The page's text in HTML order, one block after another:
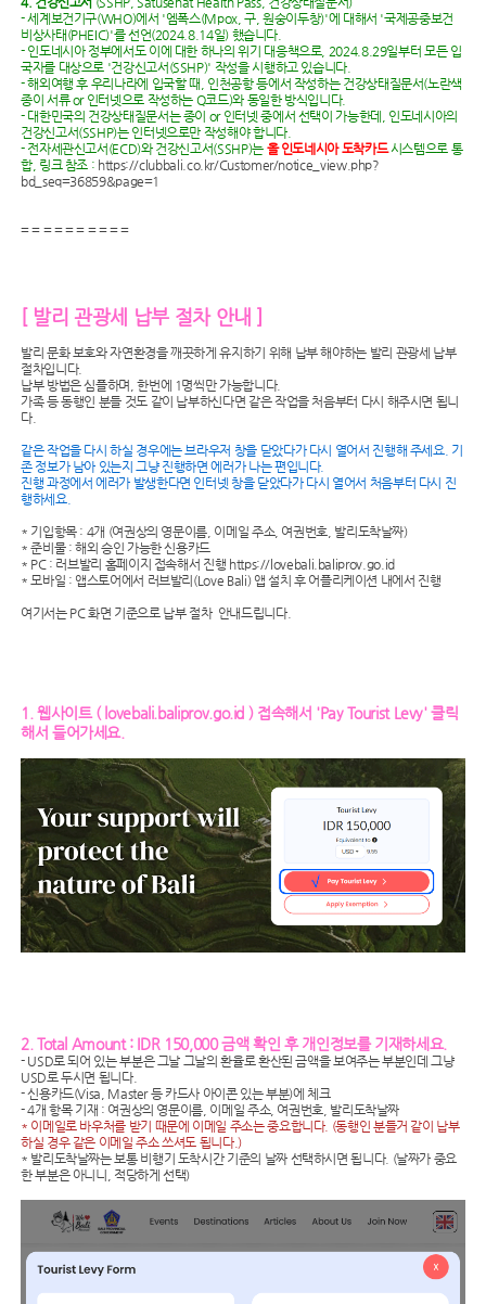
- 세계보건기구(WHO)에서 '엠폭스(Mpox, 구, 원숭이두창)'에 대해서 '국제공중보건
비상사태(PHEIC)'를 선언(2024.8.14일) 했습니다.
- 인도네시아 정부에서도 이에 대한 하나의 위기 대응책으로, 2024.8.29일부터 모든 입
국자를 대상으로 '건강신고서(SSHP)' 작성을 시행하고 있습니다.
- 해외여행 후 우리나라에 입국할 때, 인천공항 등에서 작성하는 건강상태질문서(노란색
종이 서류 or 인터넷으로 작성하는 Q코드)와 동일한 방식입니다.
- 대한민국의 건강상태질문서는 종이 or 인터넷 중에서 선택이 가능한데, 인도네시아의
건강신고서(SSHP)는 인터넷으로만 작성해야 합니다.
- 전자세관신고서(ECD)와 건강신고서(SSHP)는 올 인도네시아 도착카드시스템으로 통
합, 링크 참조 : https://clubbali.co.kr/Customer/notice_view.php?
bd_seq=36859&page=1
= = = = = = = = = =
[ 발리 관광세 납부 절차 안내 ]
발리 문화 보호와 자연환경을 깨끗하게 유지하기 위해 납부 해야하는 발리 관광세 납부
절차입니다.
납부 방법은 심플하며, 한번에 1명씩만 가능합니다.
가족 등 동행인 분들 것도 같이 납부하신다면 같은 작업을 처음부터 다시 해주시면 됩니
다.
같은 작업을 다시 하실 경우에는 브라우저 창을 닫았다가 다시 열어서 진행해 주세요. 기
존 정보가 남아 있는지 그냥 진행하면 에러가 나는 편입니다.
진행 과정에서 에러가 발생한다면 인터넷 창을 닫았다가 다시 열어서 처음부터 다시 진
행하세요.
* 기입항목 : 4개 (여권상의 영문이름, 이메일 주소, 여권번호, 발리도착날짜)
* 준비물 : 해외 승인 가능한 신용카드
* PC : 러브발리 홈페이지 접속해서 진행 https://lovebali.baliprov.go.id
* 모바일 : 앱스토어에서 러브발리(Love Bali) 앱 설치 후 어플리케이션 내에서 진행
여기서는 PC 화면 기준으로 납부 절차 안내드립니다.
1. 웹사이트 ( lovebali.baliprov.go.id ) 접속해서 'Pay Tourist Levy' 클릭
해서 들어가세요.
2. Total Amount : IDR 150,000 금액 확인 후 개인정보를 기재하세요.
- USD로 되어 있는 부분은 그날 그날의 환율로 환산된 금액을 보여주는 부분인데 그냥
USD로 두시면 됩니다.
- 신용카드(Visa, Master 등 카드사 아이콘 있는 부분)에 체크
- 4개 항목 기재 : 여권상의 영문이름, 이메일 주소, 여권번호, 발리도착날짜
* 이메일로 바우처를 받기 때문에 이메일 주소는 중요합니다. (동행인 분들거 같이 납부
하실 경우 같은 이메일 주소 쓰셔도 됩니다.)
* 발리도착날짜는 보통 비행기 도착시간 기준의 날짜 선택하시면 됩니다. (날짜가 중요
한 부분은 아니니, 적당하게 선택)